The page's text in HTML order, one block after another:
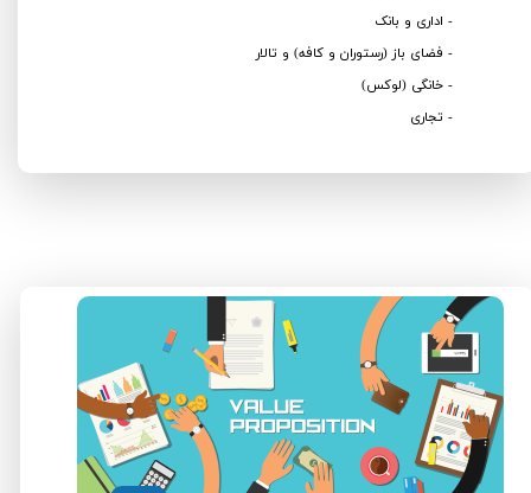
- اداری و بانک
- فضای باز (رستوران و کافه) و تالار
- خانگی (لوکس)
- تجاری